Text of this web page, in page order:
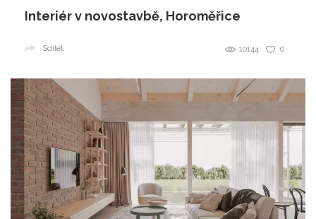
Interiér v novostavbě, Horoměřice
0
10144
Sdílet